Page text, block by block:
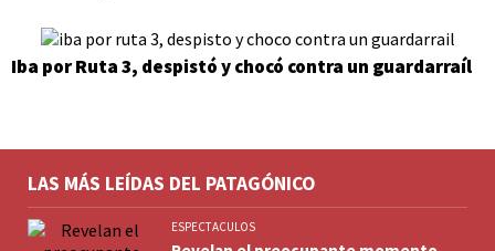
Iba por Ruta 3, despistó y chocó contra un guardarraíl
LAS MÁS LEÍDAS DEL PATAGÓNICO
ESPECTACULOS